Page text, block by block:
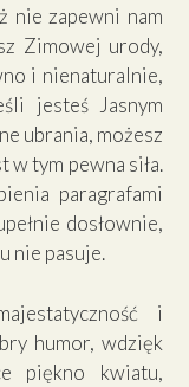
nie zapewni nam
Zimowej urody,
i nienaturalnie,
jesteś Jasnym
ubrania, możesz
w tym pewna siła.
paragrafami
dosłownie,
nie pasuje.
i
humor, wdzięk
piękno kwiatu,